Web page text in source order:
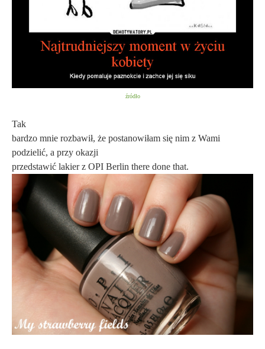
źródło
Tak
bardzo mnie rozbawił, że postanowiłam się nim z Wami
podzielić, a przy okazji
przedstawić lakier z OPI Berlin there done that.